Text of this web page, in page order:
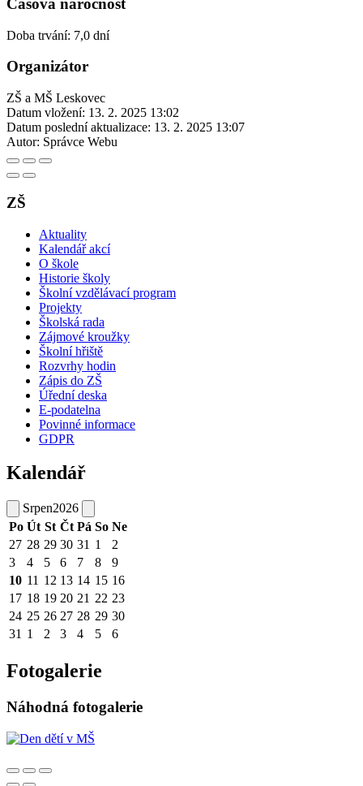
Časová náročnost
Doba trvání: 7,0 dní
Organizátor
ZŠ a MŠ Leskovec
Datum vložení: 13. 2. 2025 13:02
Datum poslední aktualizace: 13. 2. 2025 13:07
Autor: Správce Webu
ZŠ
Aktuality
Kalendář akcí
O škole
Historie školy
Školní vzdělávací program
Projekty
Školská rada
Zájmové kroužky
Školní hřiště
Rozvrhy hodin
Zápis do ZŠ
Úřední deska
E-podatelna
Povinné informace
GDPR
Kalendář
Srpen2026
Po Út St Čt Pá So Ne
27 28 29 30 31 1
2
3
4 5 6 7 8
9
10 11 12 13 14 15 16
17 18 19 20 21 22 23
24 25 26 27 28 29 30
31 1 2 3 4 5 6
Fotogalerie
Náhodná fotogalerie